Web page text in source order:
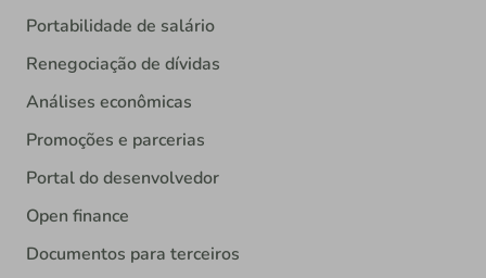
Portabilidade de salário
Renegociação de dívidas
Análises econômicas
Promoções e parcerias
Portal do desenvolvedor
Open finance
Documentos para terceiros